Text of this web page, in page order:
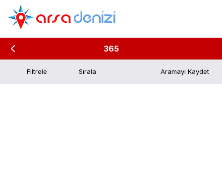
365
Filtrele Aramayı Kaydet